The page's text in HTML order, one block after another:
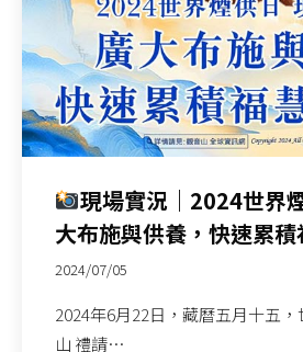
現場實況｜2024世
大布施與供養，快速累積
2024/07/05
2024年6月22日，藏曆五月十五
山 禮請…